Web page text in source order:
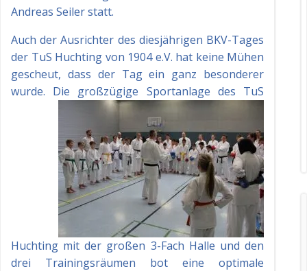
Andreas Seiler statt.
Auch der Ausrichter des diesjährigen BKV-Tages
der TuS Huchting von 1904 e.V. hat keine Mühen
gescheut, dass der Tag ein ganz besonderer
wurde. Die großzügige Sportanlage des TuS
Huchting mit der großen 3-Fach Halle und den
drei Trainingsräumen bot eine optimale